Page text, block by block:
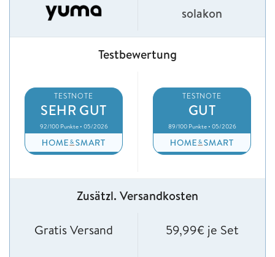
solakon
Testbewertung
TESTNOTE
SEHR GUT
92/100 Punkte • 05/2026
TESTNOTE
GUT
89/100 Punkte • 05/2026
Zusätzl. Versandkosten
Gratis Versand 59,99€ je Set